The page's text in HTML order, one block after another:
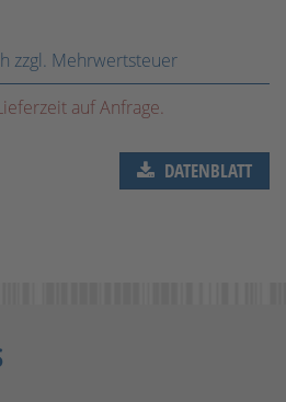
zzgl. Mehrwertsteuer
auf Anfrage.
DATENBLATT